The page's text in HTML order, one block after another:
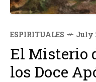
ESPIRITUALES July
El Misterio
los Doce